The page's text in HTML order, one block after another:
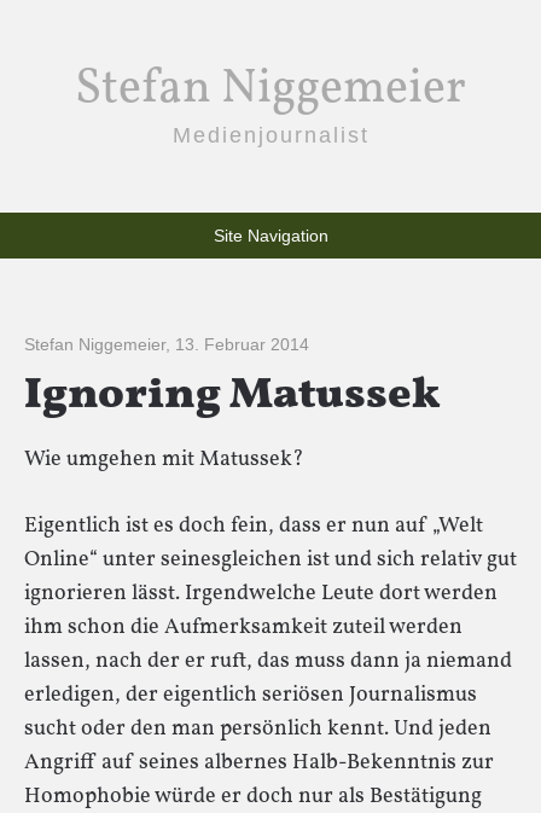
Stefan Niggemeier
Medienjournalist
Site Navigation
Stefan Niggemeier, 13. Februar 2014
Ignoring Matussek
Wie umgehen mit Matussek?
Eigentlich ist es doch fein, dass er nun auf „Welt
Online“ unter seinesgleichen ist und sich relativ gut
ignorieren lässt. Irgendwelche Leute dort werden
ihm schon die Aufmerksamkeit zuteil werden
lassen, nach der er ruft, das muss dann ja niemand
erledigen, der eigentlich seriösen Journalismus
sucht oder den man persönlich kennt. Und jeden
Angriff auf seines albernes Halb-Bekenntnis zur
Homophobie würde er doch nur als Bestätigung